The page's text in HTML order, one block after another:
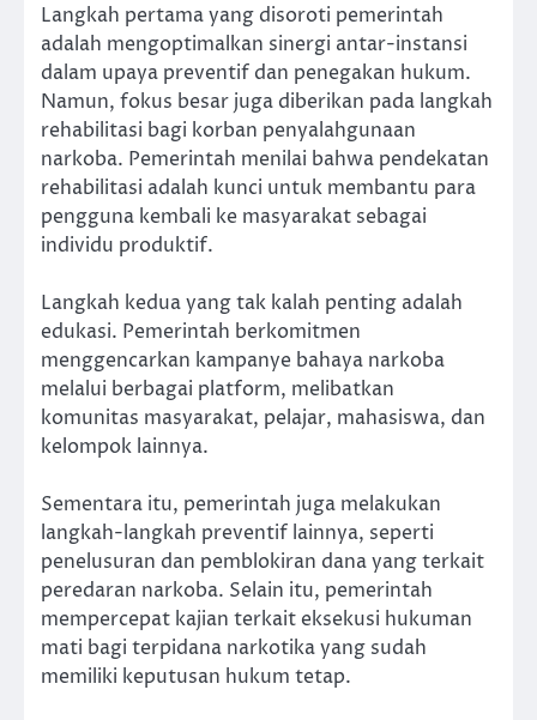
Langkah pertama yang disoroti pemerintah
adalah mengoptimalkan sinergi antar-instansi
dalam upaya preventif dan penegakan hukum.
Namun, fokus besar juga diberikan pada langkah
rehabilitasi bagi korban penyalahgunaan
narkoba. Pemerintah menilai bahwa pendekatan
rehabilitasi adalah kunci untuk membantu para
pengguna kembali ke masyarakat sebagai
individu produktif.
Langkah kedua yang tak kalah penting adalah
edukasi. Pemerintah berkomitmen
menggencarkan kampanye bahaya narkoba
melalui berbagai platform, melibatkan
komunitas masyarakat, pelajar, mahasiswa, dan
kelompok lainnya.
Sementara itu, pemerintah juga melakukan
langkah-langkah preventif lainnya, seperti
penelusuran dan pemblokiran dana yang terkait
peredaran narkoba. Selain itu, pemerintah
mempercepat kajian terkait eksekusi hukuman
mati bagi terpidana narkotika yang sudah
memiliki keputusan hukum tetap.